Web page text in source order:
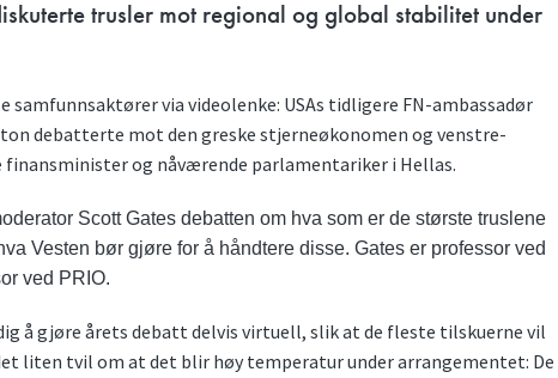
trusler mot regional og global stabilitet under
via videolenke: USAs tidligere FN-ambassadør
debatterte mot den greske stjerneøkonomen og venstre-
finansminister og nåværende parlamentariker i Hellas.
Scott Gates debatten om hva som er de største truslene
Vesten bør gjøre for å håndtere disse. Gates er professor ved
ved PRIO.
å gjøre årets debatt delvis virtuell, slik at de fleste tilskuerne vil
liten tvil om at det blir høy temperatur under arrangementet: De